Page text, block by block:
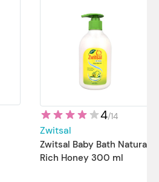
4/14
Zwitsal
Zwitsal Baby Bath Natural
Rich Honey 300 ml